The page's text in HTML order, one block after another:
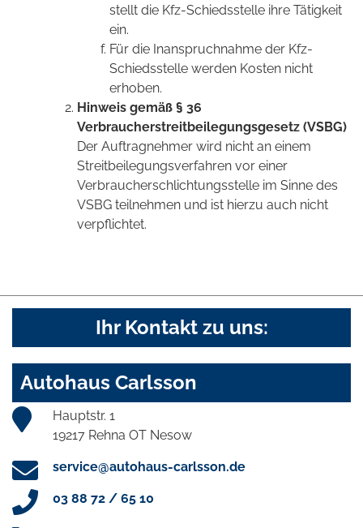
stellt die Kfz-Schiedsstelle ihre Tätigkeit
ein.
Für die Inanspruchnahme der Kfz-
Schiedsstelle werden Kosten nicht
erhoben.
Hinweis gemäß § 36
Verbraucherstreitbeilegungsgesetz (VSBG)
Der Auftragnehmer wird nicht an einem
Streitbeilegungsverfahren vor einer
Verbraucherschlichtungsstelle im Sinne des
VSBG teilnehmen und ist hierzu auch nicht
verpflichtet.
Ihr Kontakt zu uns:
Autohaus Carlsson
Hauptstr. 1
19217 Rehna OT Nesow
service@autohaus-carlsson.de
03 88 72 / 65 10